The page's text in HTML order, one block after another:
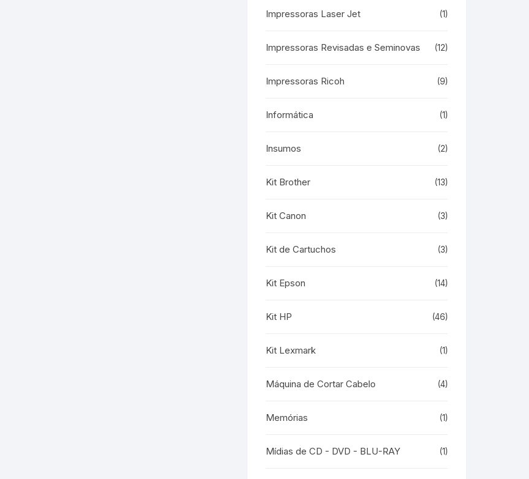
Impressoras Laser Jet (1)
Impressoras Revisadas e Seminovas (12)
Impressoras Ricoh (9)
Informática (1)
Insumos (2)
Kit Brother (13)
Kit Canon (3)
Kit de Cartuchos (3)
Kit Epson (14)
Kit HP (46)
Kit Lexmark (1)
Máquina de Cortar Cabelo (4)
Memórias (1)
Mídias de CD - DVD - BLU-RAY (1)